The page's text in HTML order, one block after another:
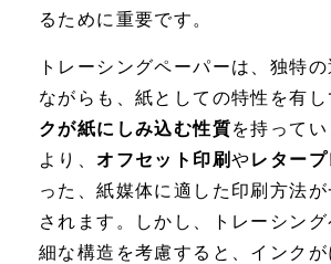
るために重要です。
トレーシングペーパーは、独特
ながらも、紙としての特性を有し
クが紙にしみ込む性質を持って
より、オフセット印刷やレタープ
った、紙媒体に適した印刷方法が
されます。しかし、トレーシン
細な構造を考慮すると、インク